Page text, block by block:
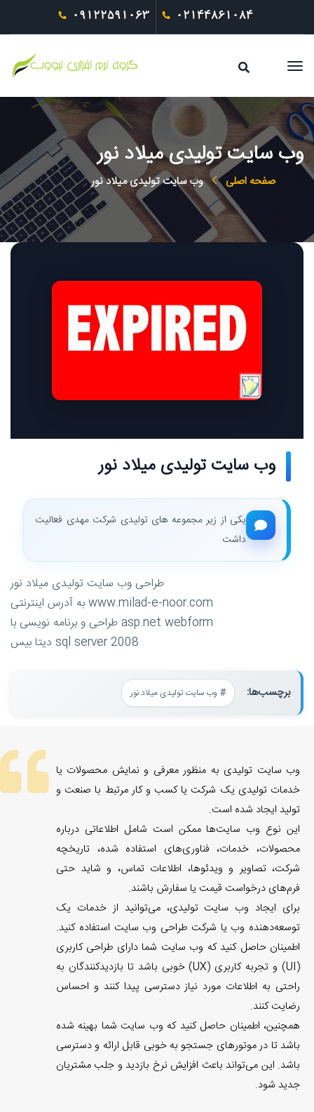
09122591063 02144861084
وب سایت تولیدی میلاد نور
صفحه اصلی وب سایت تولیدی میلاد نور
وب سایت تولیدی میلاد نور
یکی از زیر مجموعه های تولیدی شرکت مهدی فعالیت
داشت
طراحی وب سایت تولیدی میلاد نور
به آدرس اینترنتی www.milad-e-noor.com
طراحی و برنامه نویسی با asp.net webform
دیتا بیس sql server 2008
برچسب‌ها: وب سایت تولیدی میلاد نور
وب سایت تولیدی به منظور معرفی و نمایش محصولات یا
خدمات تولیدی یک شرکت یا کسب و کار مرتبط با صنعت و
تولید ایجاد شده است.
این نوع وب سایت‌ها ممکن است شامل اطلاعاتی درباره
محصولات، خدمات، فناوری‌های استفاده شده، تاریخچه
شرکت، تصاویر و ویدئوها، اطلاعات تماس، و شاید حتی
فرم‌های درخواست قیمت یا سفارش باشند.
برای ایجاد وب سایت تولیدی، می‌توانید از خدمات یک
توسعه‌دهنده وب یا شرکت طراحی وب سایت استفاده کنید.
اطمینان حاصل کنید که وب سایت شما دارای طراحی کاربری
(UI) و تجربه کاربری (UX) خوبی باشد تا بازدیدکنندگان به
راحتی به اطلاعات مورد نیاز دسترسی پیدا کنند و احساس
رضایت کنند.
همچنین، اطمینان حاصل کنید که وب سایت شما بهینه شده
باشد تا در موتورهای جستجو به خوبی قابل ارائه و دسترسی
باشد. این می‌تواند باعث افزایش نرخ بازدید و جلب مشتریان
جدید شود.